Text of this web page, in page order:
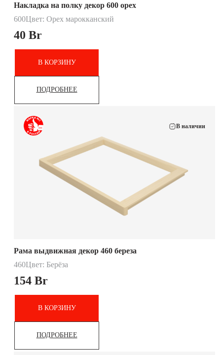
Накладка на полку декор 600 орех
600Цвет: Орех марокканский
40 Br
В КОРЗИНУ
ПОДРОБНЕЕ
В наличии
Рама выдвижная декор 460 береза
460Цвет: Берёза
154 Br
В КОРЗИНУ
ПОДРОБНЕЕ